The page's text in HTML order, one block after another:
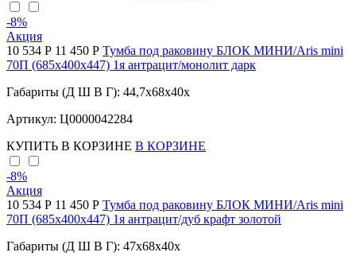
-8%
Акция
10 534 Р 11 450 Р Тумба под раковину БЛОК МИНИ/Aris mini
70П (685х400х447) 1я антрацит/монолит дарк
Габариты (Д Ш В Г): 44,7x68x40x
Артикул: Ц0000042284
КУПИТЬ В КОРЗИНЕ В КОРЗИНЕ
-8%
Акция
10 534 Р 11 450 Р Тумба под раковину БЛОК МИНИ/Aris mini
70П (685х400х447) 1я антрацит/дуб крафт золотой
Габариты (Д Ш В Г): 47x68x40x